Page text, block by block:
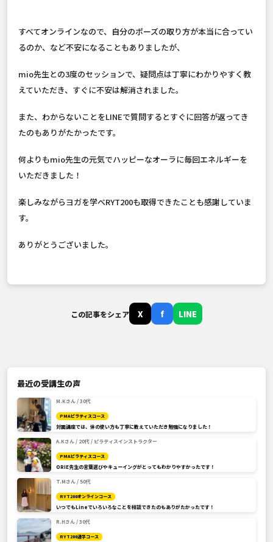
すべてオンラインなので、自分のポーズの取り方が本当に合ってい
るのか、など不安になることもありましたが、
mio先生との3度のセッションで、疑問点は丁寧にわかりやすく教
えていただき、すぐに不安は解消されました。
また、わからないことをLINEで質問するとすぐに回答が返ってき
たのもありがたかったです。
何よりもmio先生の元気でハッピーなオーラに毎回エネルギーを
いただきました！
楽しみながらヨガを学べRYT200も取得できたことも感謝していま
す。
ありがとうございました。
この記事をシェア X f LINE
最近の受講生の声
M.Kさん / 30代
PMAピラティスコース
対面講座では、体の使い方も丁寧に教えていただき勉強になりました！
A.Kさん / 20代 / ピラティスインストラクター
PMAピラティスコース
ORIE先生の言葉選びやキューイングがとってもわかりやすかったです！
T.Mさん / 50代
RYT200オンラインコース
いつでもLineでいろいろなことを相談できたのもありがたかったです！
R.Hさん / 30代
RYT200通学コース